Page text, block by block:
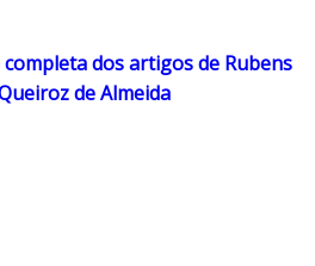
completa dos artigos de Rubens
de Almeida